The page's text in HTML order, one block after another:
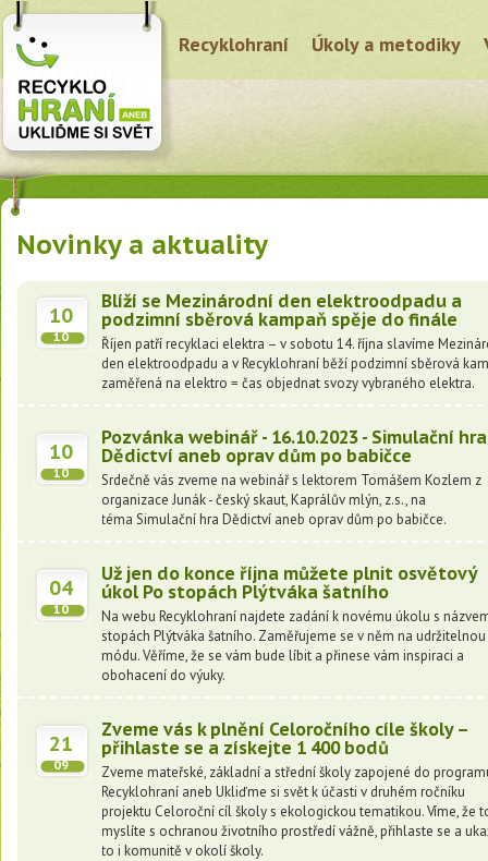
Recyklohraní Úkoly a metodiky
Novinky a aktuality
10
10
Blíží se Mezinárodní den elektroodpadu a
podzimní sběrová kampaň spěje do finále
Říjen patří recyklaci elektra – v sobotu 14. října slavíme
den elektroodpadu a v Recyklohraní běží podzimní sběrová
zaměřená na elektro = čas objednat svozy vybraného elektra.
10
10
Pozvánka webinář - 16.10.2023 - Simulační hra
Dědictví aneb oprav dům po babičce
Srdečně vás zveme na webinář s lektorem Tomášem Kozlem z
organizace Junák - český skaut, Kaprálův mlýn, z.s., na
téma Simulační hra Dědictví aneb oprav dům po babičce.
04
10
Už jen do konce října můžete plnit osvětový
úkol Po stopách Plýtváka šatního
Na webu Recyklohraní najdete zadání k novému úkolu s
stopách Plýtváka šatního. Zaměřujeme se v něm na udržitelnou
módu. Věříme, že se vám bude líbit a přinese vám inspiraci a
obohacení do výuky.
21
09
Zveme vás k plnění Celoročního cíle školy –
přihlaste se a získejte 1 400 bodů
Zveme mateřské, základní a střední školy zapojené do
Recyklohraní aneb Ukliďme si svět k účasti v druhém ročníku
projektu Celoroční cíl školy s ekologickou tematikou. Víme, že
myslíte s ochranou životního prostředí vážně, přihlaste se a
to i komunitě v okolí školy.